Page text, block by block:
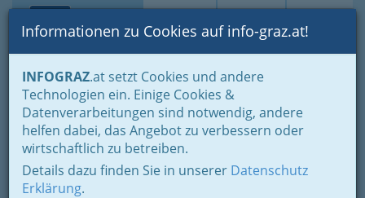
Suche Login Toggle
Informationen zu Cookies auf info-graz.at!
INFOGRAZ.at setzt Cookies und andere
Technologien ein. Einige Cookies &
Datenverarbeitungen sind notwendig, andere
helfen dabei, das Angebot zu verbessern oder
wirtschaftlich zu betreiben.
Details dazu finden Sie in unserer Datenschutz
Erklärung.
Home Lebens-Guide
Kriegsgefahr aus Russland –
wie können Österreicher
vorsorgen?